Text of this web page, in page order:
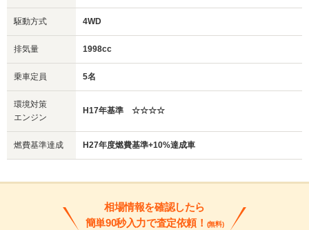
駆動方式 4WD
排気量 1998cc
乗車定員 5名
環境対策
エンジン
H17年基準 ☆☆☆☆
燃費基準達成 H27年度燃費基準+10%達成車
相場情報を確認したら
簡単90秒入力で査定依頼！ (無料)